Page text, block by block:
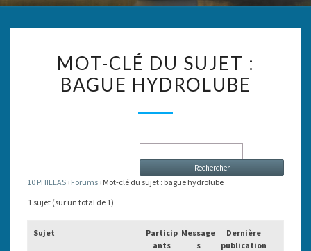
CLÉ
DU
BAGUE
HYDROLUBE
MOT-CLÉ DU SUJET :
BAGUE HYDROLUBE
10 PHILEAS › Forums › Mot-clé du sujet : bague hydrolube
1 sujet (sur un total de 1)
Sujet
Particip
ants
Message
s
Dernière
publication